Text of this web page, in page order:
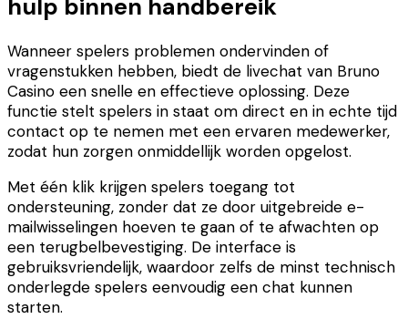
hulp binnen handbereik
Wanneer spelers problemen ondervinden of
vragenstukken hebben, biedt de livechat van Bruno
Casino een snelle en effectieve oplossing. Deze
functie stelt spelers in staat om direct en in echte tijd
contact op te nemen met een ervaren medewerker,
zodat hun zorgen onmiddellijk worden opgelost.
Met één klik krijgen spelers toegang tot
ondersteuning, zonder dat ze door uitgebreide e-
mailwisselingen hoeven te gaan of te afwachten op
een terugbelbevestiging. De interface is
gebruiksvriendelijk, waardoor zelfs de minst technisch
onderlegde spelers eenvoudig een chat kunnen
starten.